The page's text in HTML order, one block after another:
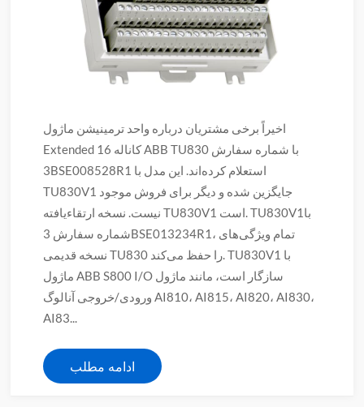
اخیراً برخی مشتریان درباره واحد ترمینیشن ماژول
Extended 16 کاناله ABB TU830 با شماره سفارش
3BSE008528R1 استعلام کرده‌اند. این مدل با
TU830V1 جایگزین شده و دیگر برای فروش موجود
نیست. نسخه ارتقاءیافته TU830V1 است. TU830V1با
شماره سفارش 3BSE013234R1، تمام ویژگی‌های
نسخه قدیمی TU830 را حفظ می‌کند. TU830V1 با
ماژول ABB S800 I/O سازگار است، مانند ماژول
ورودی/خروجی آنالوگ AI810، AI815، AI820، AI830،
AI83...
ادامه مطلب